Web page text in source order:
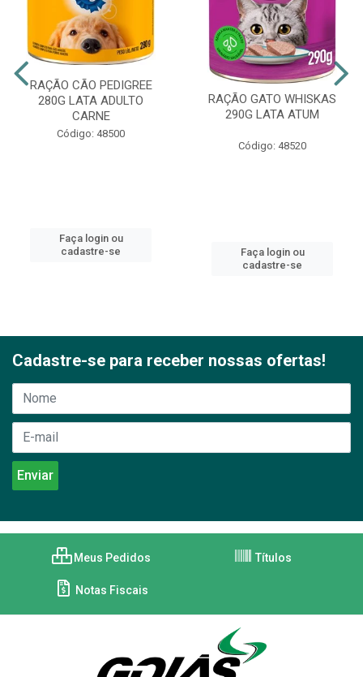
RAÇÃO CÃO PEDIGREE
280G LATA ADULTO
CARNE
Código: 48500
Faça login ou
cadastre-se
RAÇÃO GATO WHISKAS
290G LATA ATUM
Código: 48520
Faça login ou
cadastre-se
Cadastre-se para receber nossas ofertas!
Meus Pedidos Títulos
Notas Fiscais